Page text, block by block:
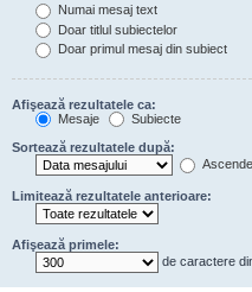
Numai mesaj text
Doar titlul subiectelor
Doar primul mesaj din subiect
Afişează rezultatele ca:
Mesaje
Subiecte
Sortează rezultatele după:
Limitează rezultatele anterioare:
Afişează primele:
de caractere